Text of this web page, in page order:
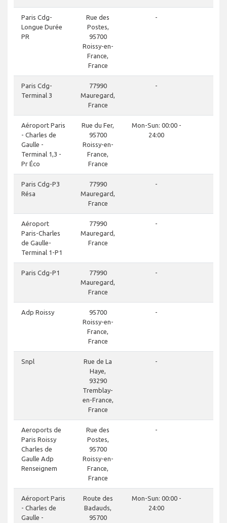
Paris Cdg-
Longue Durée
PR
Rue des
Postes,
95700
Roissy-en-
France,
France
-
Paris Cdg-
Terminal 3
77990
Mauregard,
France
-
Aéroport Paris
- Charles de
Gaulle -
Terminal 1,3 -
Pr Éco
Rue du Fer,
95700
Roissy-en-
France,
France
Mon-Sun: 00:00 -
24:00
Paris Cdg-P3
Résa
77990
Mauregard,
France
-
Aéroport
Paris-Charles
de Gaulle-
Terminal 1-P1
77990
Mauregard,
France
-
Paris Cdg-P1
77990
Mauregard,
France
-
Adp Roissy
95700
Roissy-en-
France,
France
-
Snpl
Rue de La
Haye,
93290
Tremblay-
en-France,
France
-
Aeroports de
Paris Roissy
Charles de
Gaulle Adp
Renseignem
Rue des
Postes,
95700
Roissy-en-
France,
France
-
Aéroport Paris
- Charles de
Gaulle -
Route des
Badauds,
95700
Mon-Sun: 00:00 -
24:00